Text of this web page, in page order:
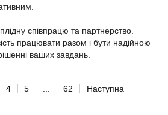
співпрацю та партнерство.
працювати разом і бути надійною
ваших завдань.
4 5 62 Наступна